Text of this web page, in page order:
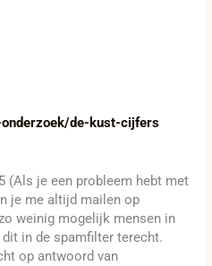
de-kust-cijfers
(Als je een probleem hebt met
je me altijd mailen op
weinig mogelijk mensen in
in de spamfilter terecht.
op antwoord van